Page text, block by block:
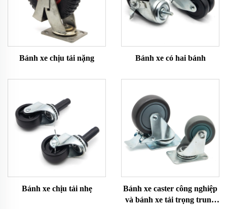
Bánh xe chịu tải nặng Bánh xe có hai bánh
Bánh xe chịu tải nhẹ
Bánh xe caster công nghiệp
và bánh xe tải trọng trung